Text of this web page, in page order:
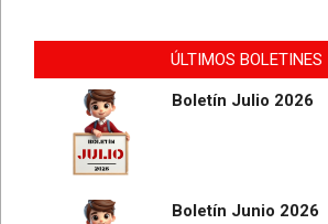
ÚLTIMOS BOLETINES
Boletín Julio 2026
Boletín Junio 2026